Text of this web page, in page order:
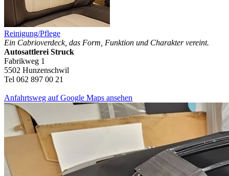
Reinigung/Pflege
Ein Cabrioverdeck, das Form, Funktion und Charakter vereint.
Autosattlerei Struck
Fabrikweg 1
5502 Hunzenschwil
Tel 062 897 00 21
Anfahrtsweg auf Google Maps ansehen